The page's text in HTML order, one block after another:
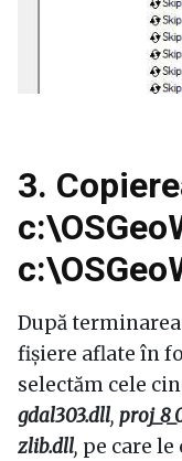
3.
După
fișiere aflate în
selectăm cele
gdal303.dll,
zlib.dll, pe care